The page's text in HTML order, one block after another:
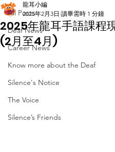
All Posts
Deaf News
Career News
Know more about the Deaf
Silence's Notice
The Voice
Silence’s Friends
2025年龍耳手語課程
(2月至4月)
龍耳小編
2025年2月3日 讀畢需時 1 分鐘